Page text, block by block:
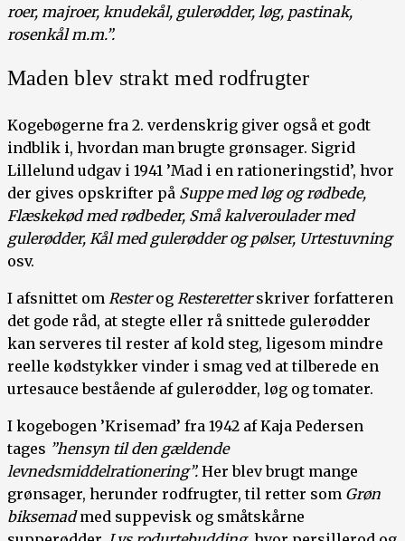
roer, majroer, knudekål, gulerødder, løg, pastinak,
rosenkål m.m.”.
Maden blev strakt med rodfrugter
Kogebøgerne fra 2. verdenskrig giver også et godt
indblik i, hvordan man brugte grønsager. Sigrid
Lillelund udgav i 1941 ’Mad i en rationeringstid’, hvor
der gives opskrifter på Suppe med løg og rødbede,
Flæskekød med rødbeder, Små kalveroulader med
gulerødder, Kål med gulerødder og pølser, Urtestuvning
osv.
I afsnittet om Resterog Resteretterskriver forfatteren
det gode råd, at stegte eller rå snittede gulerødder
kan serveres til rester af kold steg, ligesom mindre
reelle kødstykker vinder i smag ved at tilberede en
urtesauce bestående af gulerødder, løg og tomater.
I kogebogen ’Krisemad’ fra 1942 af Kaja Pedersen
tages ”hensyn til den gældende
levnedsmiddelrationering”. Her blev brugt mange
grønsager, herunder rodfrugter, til retter som Grøn
biksemadmed suppevisk og småtskårne